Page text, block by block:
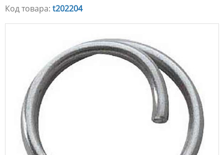
Код товара: t202204